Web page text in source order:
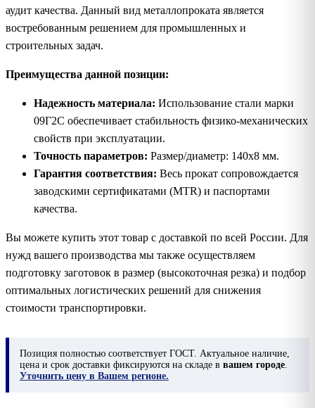
аудит качества. Данный вид металлопроката является
востребованным решением для промышленных и
строительных задач.
Преимущества данной позиции:
Надежность материала: Использование стали марки
09Г2С обеспечивает стабильность физико-механических
свойств при эксплуатации.
Точность параметров: Размер/диаметр: 140х8 мм.
Гарантия соответствия: Весь прокат сопровождается
заводскими сертификатами (MTR) и паспортами
качества.
Вы можете купить этот товар с доставкой по всей России. Для
нужд вашего производства мы также осуществляем
подготовку заготовок в размер (высокоточная резка) и подбор
оптимальных логистических решений для снижения
стоимости транспортировки.
Позиция полностью соответствует ГОСТ. Актуальное наличие,
цена и срок доставки фиксируются на складе в вашем городе
Уточнить цену в Вашем регионе.